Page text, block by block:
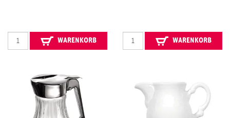
WARENKORB WARENKORB